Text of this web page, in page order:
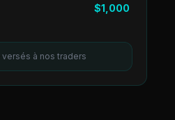
$1,000
versés à nos traders